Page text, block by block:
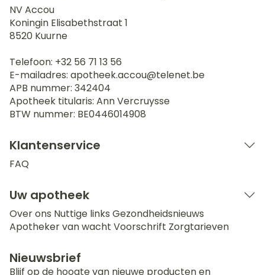
NV Accou
Koningin Elisabethstraat 1
8520 Kuurne
Telefoon: +32 56 71 13 56
E-mailadres: apotheek.accou@telenet.be
APB nummer: 342404
Apotheek titularis: Ann Vercruysse
BTW nummer: BE0446014908
Klantenservice
FAQ
Uw apotheek
Over ons Nuttige links Gezondheidsnieuws
Apotheker van wacht Voorschrift Zorgtarieven
Nieuwsbrief
Blijf op de hoogte van nieuwe producten en